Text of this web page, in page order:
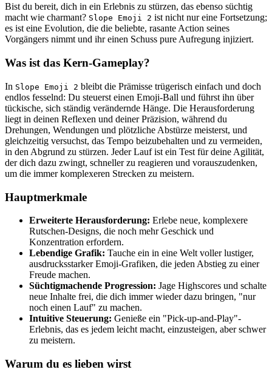
Bist du bereit, dich in ein Erlebnis zu stürzen, das ebenso süchtig
macht wie charmant? Slope Emoji 2 ist nicht nur eine Fortsetzung;
es ist eine Evolution, die die beliebte, rasante Action seines
Vorgängers nimmt und ihr einen Schuss pure Aufregung injiziert.
Was ist das Kern-Gameplay?
In Slope Emoji 2 bleibt die Prämisse trügerisch einfach und doch
endlos fesselnd: Du steuerst einen Emoji-Ball und führst ihn über
tückische, sich ständig verändernde Hänge. Die Herausforderung
liegt in deinen Reflexen und deiner Präzision, während du
Drehungen, Wendungen und plötzliche Abstürze meisterst, und
gleichzeitig versuchst, das Tempo beizubehalten und zu vermeiden,
in den Abgrund zu stürzen. Jeder Lauf ist ein Test für deine Agilität,
der dich dazu zwingt, schneller zu reagieren und vorauszudenken,
um die immer komplexeren Strecken zu meistern.
Hauptmerkmale
Erweiterte Herausforderung: Erlebe neue, komplexere
Rutschen-Designs, die noch mehr Geschick und
Konzentration erfordern.
Lebendige Grafik: Tauche ein in eine Welt voller lustiger,
ausdrucksstarker Emoji-Grafiken, die jeden Abstieg zu einer
Freude machen.
Süchtigmachende Progression: Jage Highscores und schalte
neue Inhalte frei, die dich immer wieder dazu bringen, "nur
noch einen Lauf" zu machen.
Intuitive Steuerung: Genieße ein "Pick-up-and-Play"-
Erlebnis, das es jedem leicht macht, einzusteigen, aber schwer
zu meistern.
Warum du es lieben wirst